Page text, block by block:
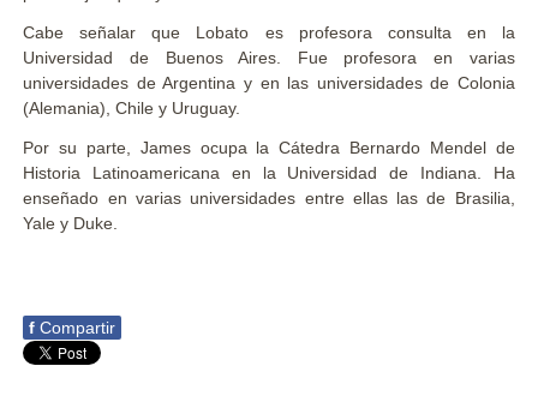
Cabe señalar que Lobato es profesora consulta en la
Universidad de Buenos Aires. Fue profesora en varias
universidades de Argentina y en las universidades de Colonia
(Alemania), Chile y Uruguay.
Por su parte, James ocupa la Cátedra Bernardo Mendel de
Historia Latinoamericana en la Universidad de Indiana. Ha
enseñado en varias universidades entre ellas las de Brasilia,
Yale y Duke.
f Compartir